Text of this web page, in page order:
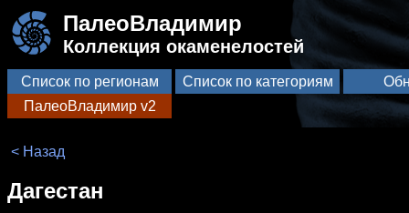
ПалеоВладимир
Коллекция окаменелостей
Список по регионам Список по категориям
ПалеоВладимир v2
< Назад
Дагестан